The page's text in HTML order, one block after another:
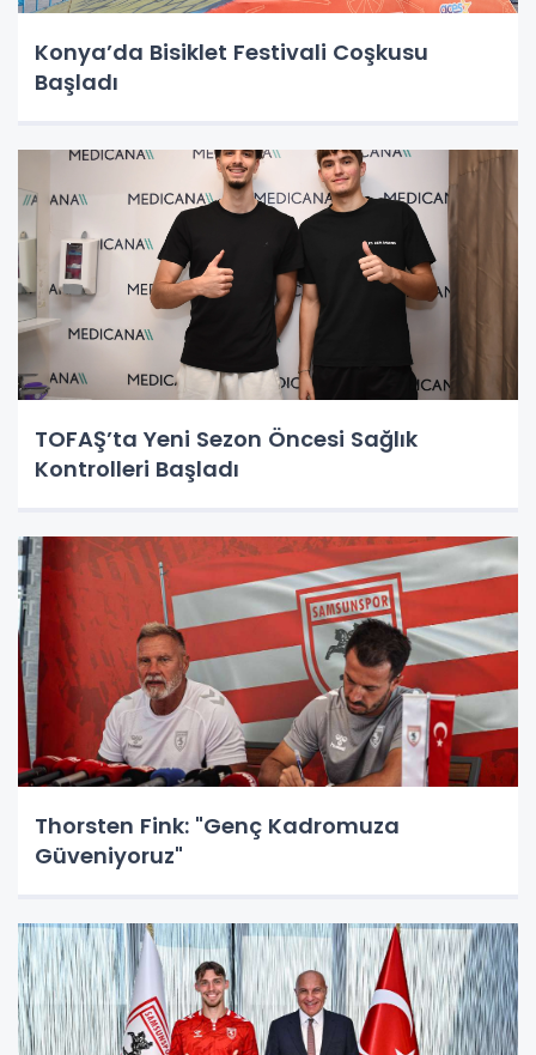
Konya’da Bisiklet Festivali Coşkusu
Başladı
TOFAŞ’ta Yeni Sezon Öncesi Sağlık
Kontrolleri Başladı
Thorsten Fink: "Genç Kadromuza
Güveniyoruz"